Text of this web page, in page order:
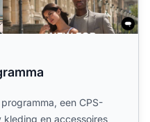
een CPS-
en accessoires